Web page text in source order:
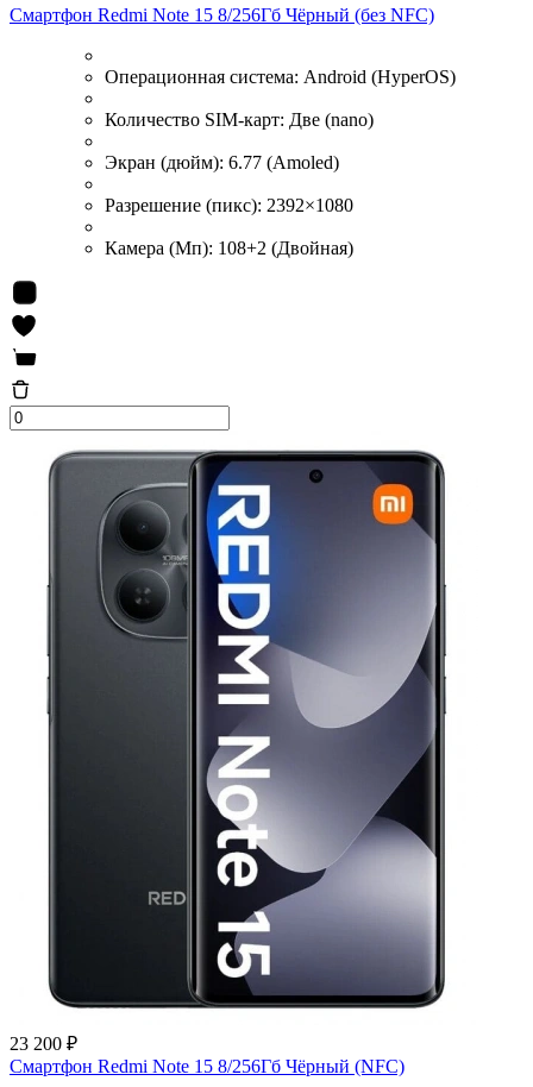
Смартфон Redmi Note 15 8/256Гб Чёрный (без NFC)
Операционная система: Android (HyperOS)
Количество SIM-карт: Две (nano)
Экран (дюйм): 6.77 (Amoled)
Разрешение (пикс): 2392×1080
Камера (Мп): 108+2 (Двойная)
23 200 ₽
Смартфон Redmi Note 15 8/256Гб Чёрный (NFC)